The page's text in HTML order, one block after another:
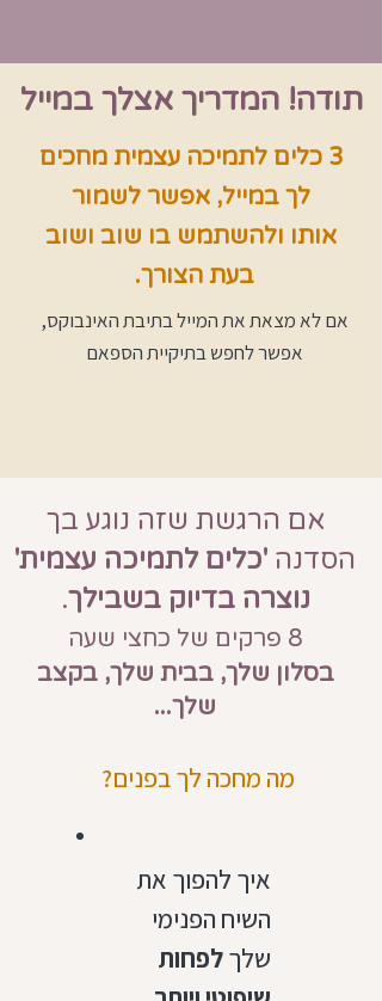
תודה! המדריך אצלך במייל
3 כלים לתמיכה עצמית מחכים
לך במייל, אפשר לשמור
אותו ולהשתמש בו שוב ושוב
בעת הצורך.
אם לא מצאת את המייל בתיבת האינבוקס,
אפשר לחפש בתיקיית הספאם
אם הרגשת שזה נוגע בך
הסדנה 'כלים לתמיכה עצמית'
נוצרה בדיוק בשבילך.
8 פרקים של כחצי שעה
בסלון שלך, בבית שלך, בקצב
שלך...
מה מחכה לך בפנים?
איך להפוך את
השיח הפנימי
שלךלפחות